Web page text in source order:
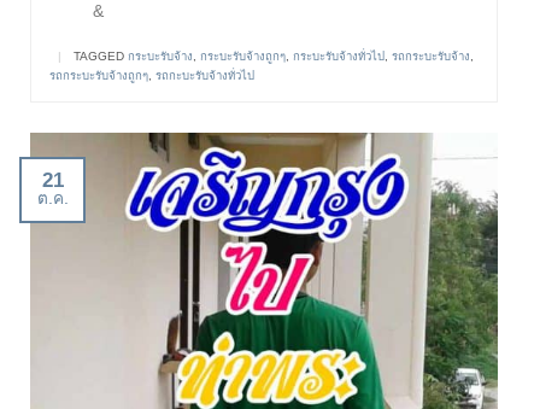
&
TAGGED กระบะรับจ้าง, กระบะรับจ้างถูกๆ, กระบะรับจ้างทั่วไป, รถกระบะรับจ้าง,
รถกระบะรับจ้างถูกๆ, รถกะบะรับจ้างทั่วไป
21
ต.ค.